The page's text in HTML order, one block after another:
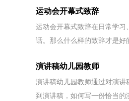
运动会开幕式致辞
运动会开幕式致辞在日常学
话。那么什么样的致辞才是
演讲稿幼儿园教师
演讲稿幼儿园教师通过对演
到演讲稿，如何写一份恰当